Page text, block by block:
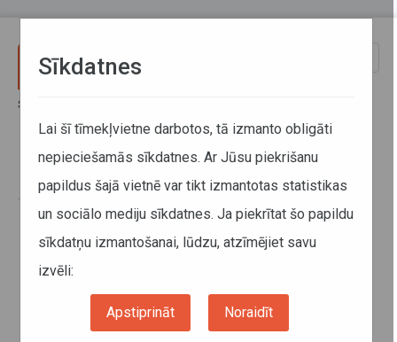
Sākums
Kampaņas informatīvie materiāli
10. maijs 2018
Sīkdatnes
Lai šī tīmekļvietne darbotos, tā izmanto obligāti
nepieciešamās sīkdatnes. Ar Jūsu piekrišanu
papildus šajā vietnē var tikt izmantotas statistikas
un sociālo mediju sīkdatnes. Ja piekrītat šo papildu
sīkdatņu izmantošanai, lūdzu, atzīmējiet savu
izvēli:
Apstiprināt Noraidīt